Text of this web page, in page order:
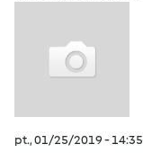
pt., 01/25/2019 - 14:35